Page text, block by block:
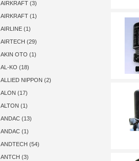
AIRKRAFT (3)
AIRKRAFT (1)
AIRLINE (1)
AIRTECH (29)
AKIN OTO (1)
AL-KO (18)
ALLIED NIPPON (2)
ALON (17)
ALTON (1)
ANDAC (13)
ANDAC (1)
ANDTECH (54)
ANTCH (3)